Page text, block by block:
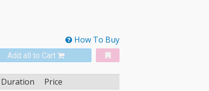
How To Buy
Add all to Cart
Duration Price